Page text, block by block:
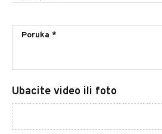
Ubacite video ili foto